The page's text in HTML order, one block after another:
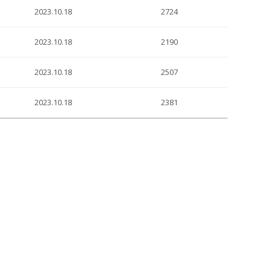
2023.10.18 2724
2023.10.18 2190
2023.10.18 2507
2023.10.18 2381